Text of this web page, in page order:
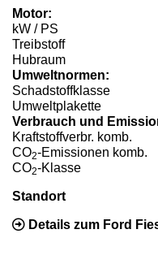
Motor:
kW / PS
Treibstoff
Hubraum
Umweltnormen:
Schadstoffklasse
Umweltplakette
Verbrauch und
Kraftstoffverbr. komb.
CO2-Emissionen komb.
CO2-Klasse
Standort
Details zum Ford